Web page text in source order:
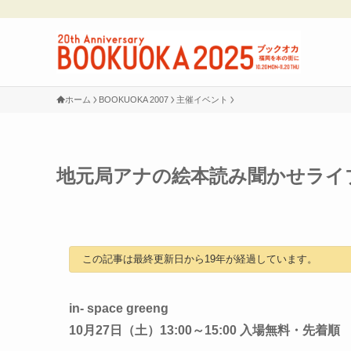
ホーム BOOKUOKA 2007 主催イベント
地元局アナの絵本読み聞かせライ
この記事は最終更新日から19年が経過しています。
in- space greeng
10月27日（土）13:00～15:00 入場無料・先着順